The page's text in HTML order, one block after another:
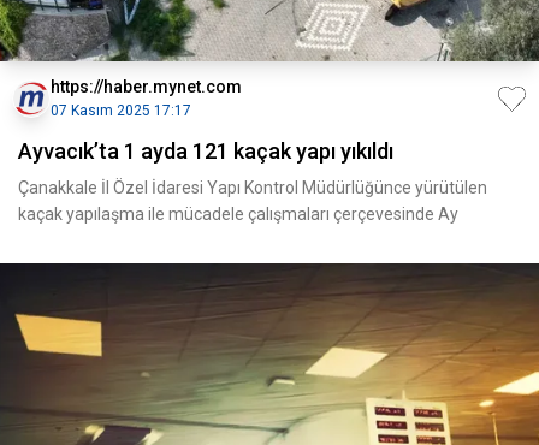
https://haber.mynet.com
07 Kasım 2025 17:17
Ayvacık’ta 1 ayda 121 kaçak yapı yıkıldı
Çanakkale İl Özel İdaresi Yapı Kontrol Müdürlüğünce yürütülen
kaçak yapılaşma ile mücadele çalışmaları çerçevesinde Ay